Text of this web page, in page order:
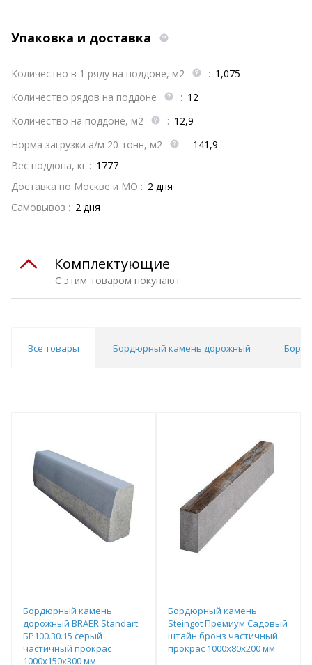
Упаковка и доставка
Количество в 1 ряду на поддоне, м2 : 1,075
Количество рядов на поддоне
: 12
Количество на поддоне, м2
: 12,9
Норма загрузки а/м 20 тонн, м2
: 141,9
Вес поддона, кг : 1777
Доставка по Москве и МО : 2 дня
Самовывоз : 2 дня
С этим товаром покупают
Комплектующие
Все товары Бордюрный камень дорожный
Бордюрный камень
дорожный BRAER Standart
БР100.30.15 серый
частичный прокрас
1000х150х300 мм
Бордюрный камень
Steingot Премиум Садовый
штайн бронз частичный
прокрас 1000х80х200 мм